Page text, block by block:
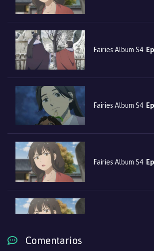
Fairies Album S4
Fairies Album S4
Fairies Album S4
Comentarios